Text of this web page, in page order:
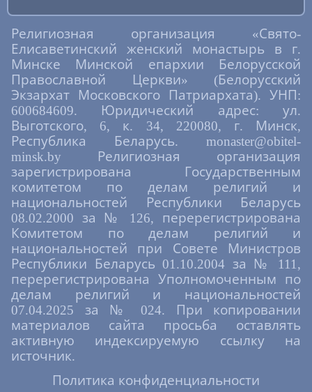
Религиозная организация «Свято-
Елисаветинский женский монастырь в г.
Минске Минской епархии Белорусской
Православной Церкви» (Белорусский
Экзархат Московского Патриархата). УНП:
600684609. Юридический адрес: ул.
Выготского, 6, к. 34, 220080, г. Минск,
Республика Беларусь. monaster@obitel-
minsk.by Религиозная организация
зарегистрирована Государственным
комитетом по делам религий и
национальностей Республики Беларусь
08.02.2000 за № 126, перерегистрирована
Комитетом по делам религий и
национальностей при Совете Министров
Республики Беларусь 01.10.2004 за № 111,
перерегистрирована Уполномоченным по
делам религий и национальностей
07.04.2025 за № 024. При копировании
материалов сайта просьба оставлять
активную индексируемую ссылку на
источник.
Политика конфиденциальности